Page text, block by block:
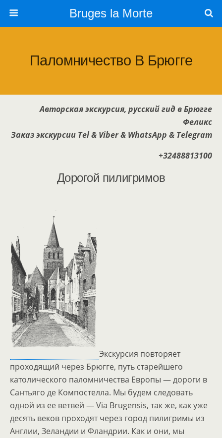
Bruges la Morte
Паломничество В Брюгге
Авторская экскурсия, русский гид в Брюгге
Феликс
Заказ экскурсии Tel & Viber & WhatsApp & Telegram
+32488813100
Дорогой пилигримов
Экскурсия повторяет
проходящий через Брюгге, путь старейшего
католического паломничества Европы — дороги в
Сантьяго де Компостелла. Мы будем следовать
одной из ее ветвей — Via Brugensis, так же, как уже
десять веков проходят через город пилигримы из
Англии, Зеландии и Фландрии. Как и они, мы